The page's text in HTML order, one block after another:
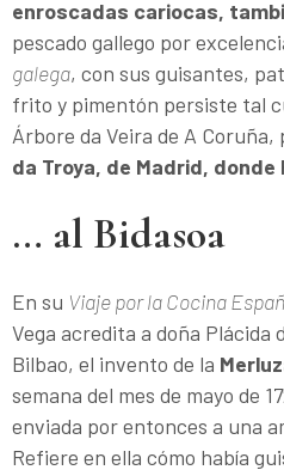
enroscadas cariocas,
pescado gallego por
galega, con sus guisantes,
frito y pimentón persiste tal
Árbore da Veira de A Coruña,
da Troya, de Madrid, donde
… al Bidasoa
En su Viaje por la Cocina
Vega acredita a doña Plácida
Bilbao, el invento de la
semana del mes de mayo de
enviada por entonces a una
Refiere en ella cómo había